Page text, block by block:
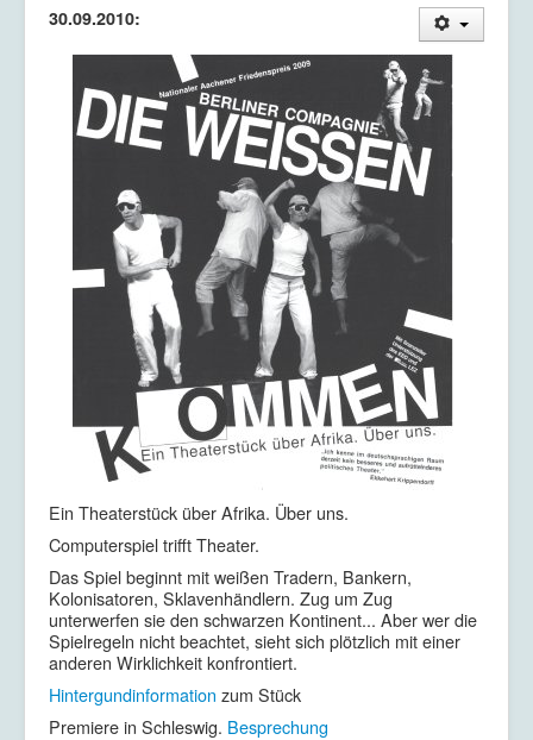
30.09.2010:
Ein Theaterstück über Afrika. Über uns.
Computerspiel trifft Theater.
Das Spiel beginnt mit weißen Tradern, Bankern,
Kolonisatoren, Sklavenhändlern. Zug um Zug
unterwerfen sie den schwarzen Kontinent... Aber wer die
Spielregeln nicht beachtet, sieht sich plötzlich mit einer
anderen Wirklichkeit konfrontiert.
Hintergundinformation zum Stück
Premiere in Schleswig. Besprechung